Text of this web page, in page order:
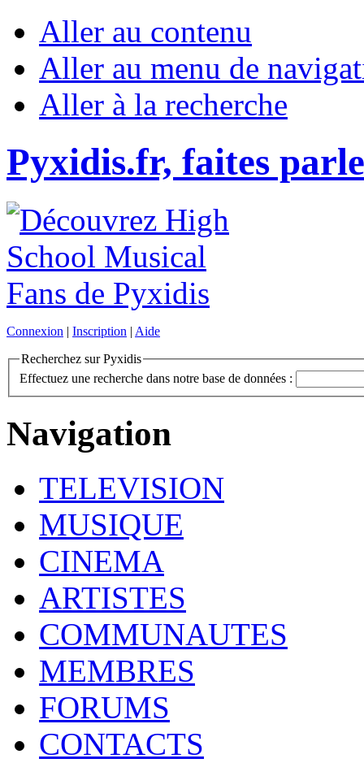
Aller au contenu
Aller au menu de
Aller à la recherche
Pyxidis.fr, faites
Connexion | Inscription | Aide
Recherchez sur Pyxidis
Effectuez une recherche dans notre base de données :
Navigation
TELEVISION
MUSIQUE
CINEMA
ARTISTES
COMMUNAUTES
MEMBRES
FORUMS
CONTACTS